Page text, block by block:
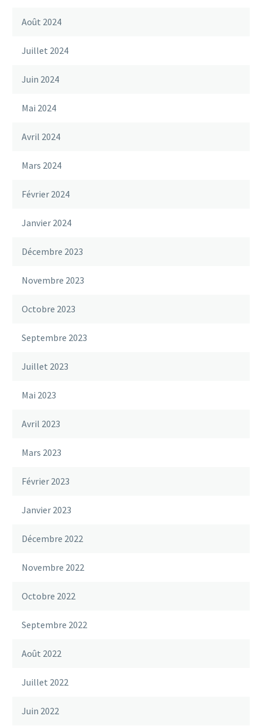
Août 2024
Juillet 2024
Juin 2024
Mai 2024
Avril 2024
Mars 2024
Février 2024
Janvier 2024
Décembre 2023
Novembre 2023
Octobre 2023
Septembre 2023
Juillet 2023
Mai 2023
Avril 2023
Mars 2023
Février 2023
Janvier 2023
Décembre 2022
Novembre 2022
Octobre 2022
Septembre 2022
Août 2022
Juillet 2022
Juin 2022